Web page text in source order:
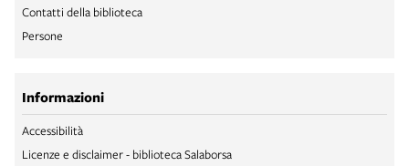
Contatti della biblioteca
Persone
Informazioni
Accessibilità
Licenze e disclaimer - biblioteca Salaborsa